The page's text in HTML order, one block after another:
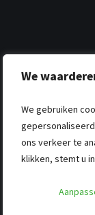
We
We gebruiken
ons verkeer te
klikken, stemt u